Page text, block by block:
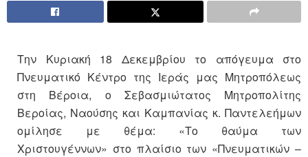
Την Κυριακή 18 Δεκεμβρίου το απόγευμα στο
Πνευματικό Κέντρο της Ιεράς μας Μητροπόλεως
στη Βέροια, ο Σεβασμιώτατος Μητροπολίτης
Βεροίας, Ναούσης και Καμπανίας κ. Παντελεήμων
ομίλησε με θέμα: «Το θαύμα των
Χριστουγέννων» στο πλαίσιο των «Πνευματικών –